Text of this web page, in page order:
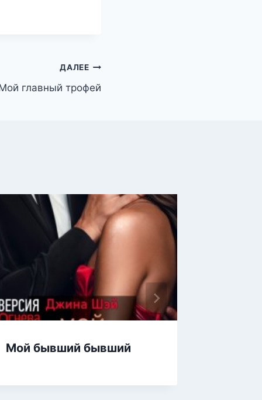
ДАЛЕЕ
главный трофей
Мой бывший бывший